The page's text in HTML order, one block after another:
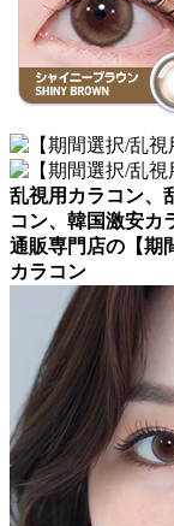
乱視用カラコン、
コン、韓国激安カ
通販専門店の【期
カラコン